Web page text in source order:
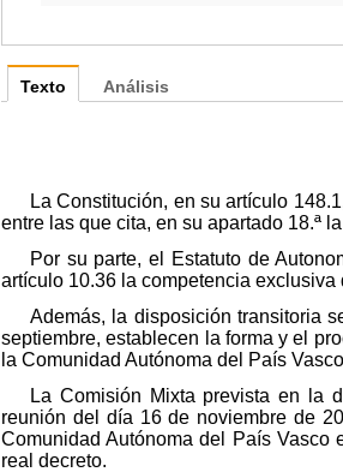
Texto
La Constitución, en su artículo
entre las que cita, en su apartado 18.ª
Por su parte, el Estatuto de
artículo 10.36 la competencia
Además, la disposición transitoria
septiembre, establecen la forma y el
la Comunidad Autónoma del País
La Comisión Mixta prevista en la
reunión del día 16 de noviembre de
Comunidad Autónoma del País Vasco
real decreto.
Análisis